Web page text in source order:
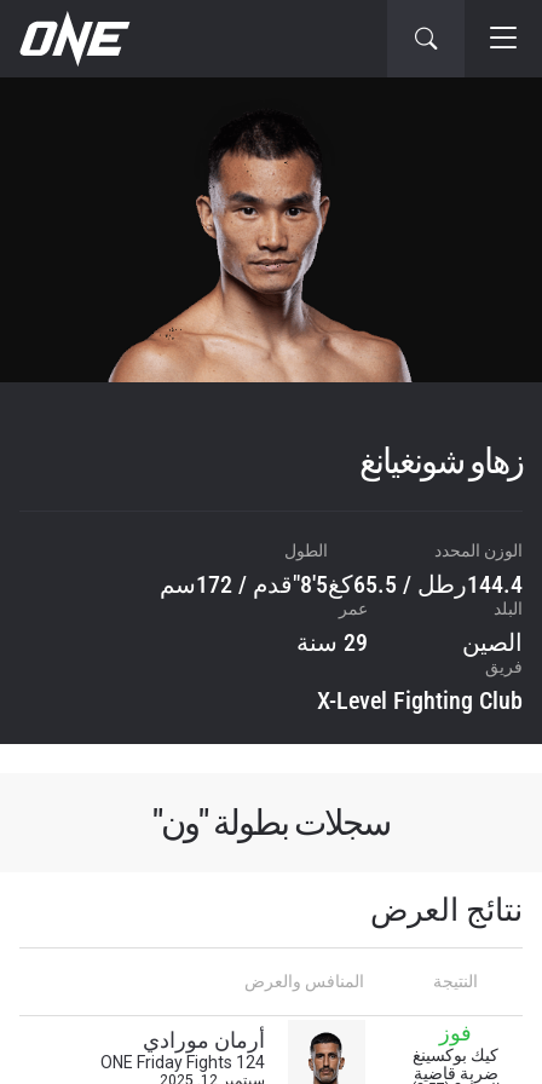
زهاو شونغيانغ
الوزن المحدد
144.4رطل / 65.5كغ
الطول
5'8"قدم / 172سم
البلد
الصين
عمر
29 سنة
فريق
X-Level Fighting Club
سجلات بطولة "ون"
نتائج العرض
النتيجة المنافس والعرض
فوز
كيك بوكسينغ
ضربة قاضية
أرمان مورادي
ONE Friday Fights 124
سبتمبر 12, 2025
ابق على اطّلاع
خذ بطولة "ون" معك أينما ذهبت! اشترك الآن للوصول
إلى آخر الأخبار، وفتح العروض الخاصة والحصول على
أفضل المقاعد لعروضنا الحية.
البريد الإلكتروني